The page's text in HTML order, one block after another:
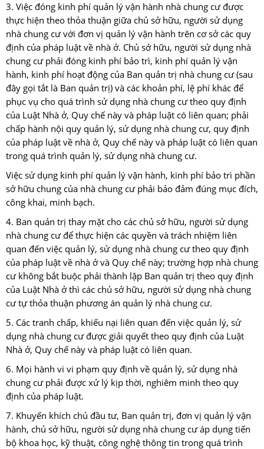
3. Việc đóng kinh phí quản lý vận hành nhà chung cư được
thực hiện theo thỏa thuận giữa chủ sở hữu, người sử dụng
nhà chung cư với đơn vị quản lý vận hành trên cơ sở các quy
định của pháp luật về nhà ở. Chủ sở hữu, người sử dụng nhà
chung cư phải đóng kinh phí bảo trì, kinh phí quản lý vận
hành, kinh phí hoạt động của Ban quản trị nhà chung cư (sau
đây gọi tắt là Ban quản trị) và các khoản phí, lệ phí khác để
phục vụ cho quá trình sử dụng nhà chung cư theo quy định
của Luật Nhà ở, Quy chế này và pháp luật có liên quan; phải
chấp hành nội quy quản lý, sử dụng nhà chung cư, quy định
của pháp luật về nhà ở, Quy chế này và pháp luật có liên quan
trong quá trình quản lý, sử dụng nhà chung cư.
Việc sử dụng kinh phí quản lý vận hành, kinh phí bảo trì phần
sở hữu chung của nhà chung cư phải bảo đảm đúng mục đích,
công khai, minh bạch.
4. Ban quản trị thay mặt cho các chủ sở hữu, người sử dụng
nhà chung cư để thực hiện các quyền và trách nhiệm liên
quan đến việc quản lý, sử dụng nhà chung cư theo quy định
của pháp luật về nhà ở và Quy chế này; trường hợp nhà chung
cư không bắt buộc phải thành lập Ban quản trị theo quy định
của Luật Nhà ở thì các chủ sở hữu, người sử dụng nhà chung
cư tự thỏa thuận phương án quản lý nhà chung cư.
5. Các tranh chấp, khiếu nại liên quan đến việc quản lý, sử
dụng nhà chung cư được giải quyết theo quy định của Luật
Nhà ở, Quy chế này và pháp luật có liên quan.
6. Mọi hành vi vi phạm quy định về quản lý, sử dụng nhà
chung cư phải được xử lý kịp thời, nghiêm minh theo quy
định của pháp luật.
7. Khuyến khích chủ đầu tư, Ban quản trị, đơn vị quản lý vận
hành, chủ sở hữu, người sử dụng nhà chung cư áp dụng tiến
bộ khoa học, kỹ thuật, công nghệ thông tin trong quá trình